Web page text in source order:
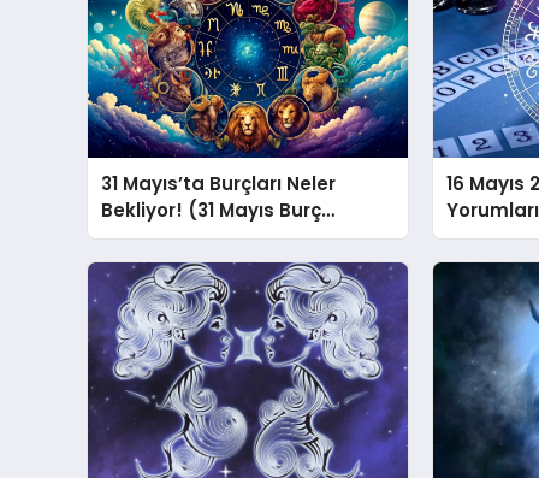
31 Mayıs’ta Burçları Neler
Bekliyor! (31 Mayıs Burç
Yorumları♊️)
16 Mayıs
Yorumları